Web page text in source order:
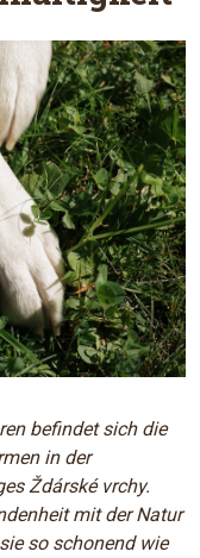
befindet sich die
in der
Ždárské vrchy.
mit der Natur
so schonend wie